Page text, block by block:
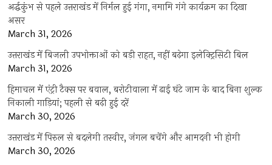
अर्द्धकुंभ से पहले उत्तराखंड में निर्मल हुई गंगा, नमामि गंगे कार्यक्रम का दिखा
असर
March 31, 2026
उत्तराखंड में बिजली उपभोक्ताओं को बड़ी राहत, नहीं बढ़ेगा इलेक्ट्रिसिटी बिल
March 31, 2026
हिमाचल में एंट्री टैक्स पर बवाल, बरोटीवाला में ढाई घंटे जाम के बाद बिना शुल्क
निकाली गाड़ियां; पहली से बढ़ी हुई दरें
March 30, 2026
उत्तराखंड में पिरुल से बदलेगी तस्वीर, जंगल बचेंगे और आमदनी भी होगी
March 30, 2026